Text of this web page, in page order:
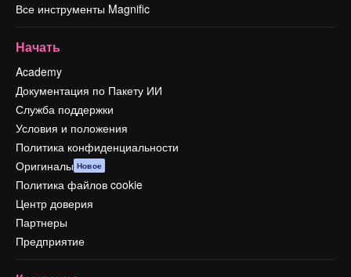
Все инструменты Magnific
Начать
Academy
Документация по Пакету ИИ
Служба поддержки
Условия и положения
Политика конфиденциальности
Оригиналы Новое
Политика файлов cookie
Центр доверия
Партнеры
Предприятие